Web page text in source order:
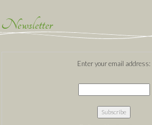
Newsletter
Enter your email address: